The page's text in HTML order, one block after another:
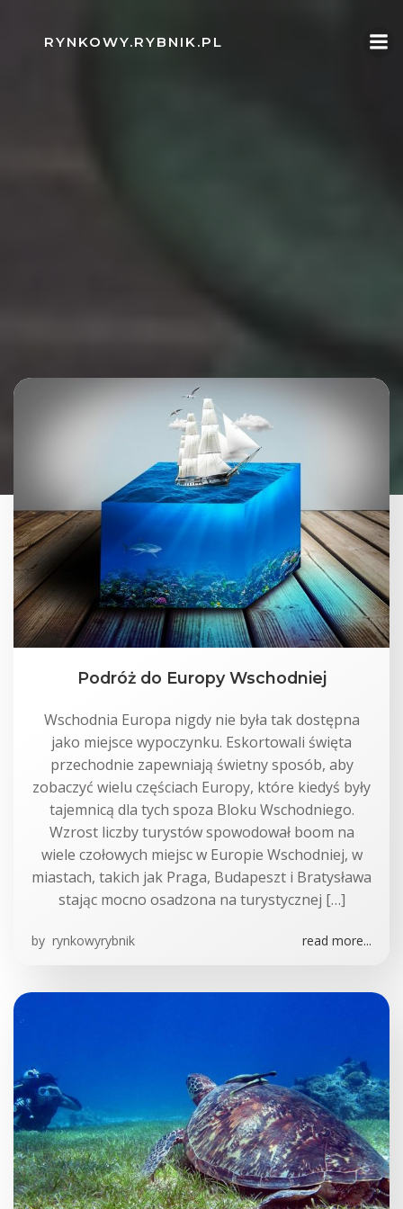
content
RYNKOWY.RYBNIK.PL
Podróż do Europy Wschodniej
Wschodnia Europa nigdy nie była tak dostępna
jako miejsce wypoczynku. Eskortowali święta
przechodnie zapewniają świetny sposób, aby
zobaczyć wielu częściach Europy, które kiedyś były
tajemnicą dla tych spoza Bloku Wschodniego.
Wzrost liczby turystów spowodował boom na
wiele czołowych miejsc w Europie Wschodniej, w
miastach, takich jak Praga, Budapeszt i Bratysława
stając mocno osadzona na turystycznej […]
by rynkowyrybnik read more...